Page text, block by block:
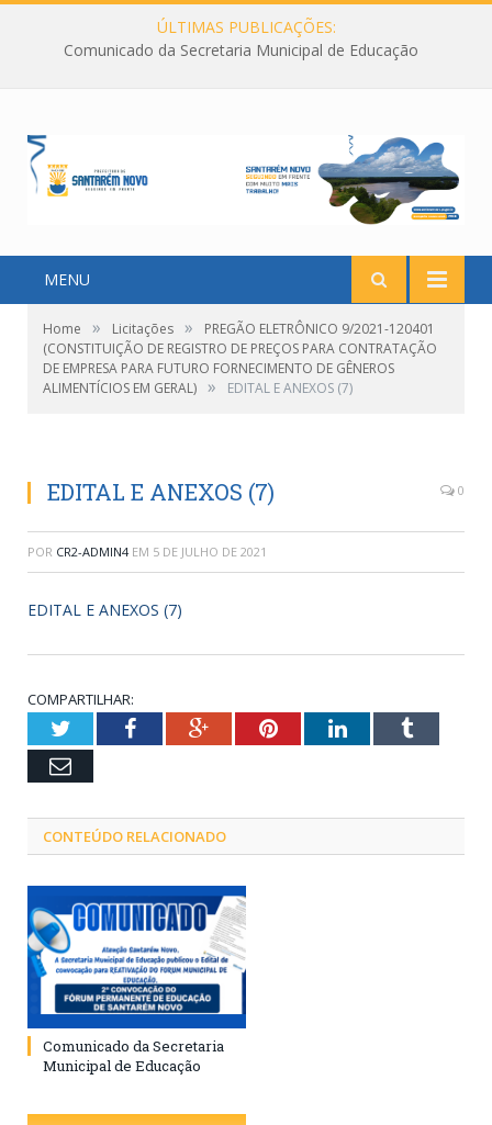
ÚLTIMAS PUBLICAÇÕES:
Comunicado da Secretaria Municipal de Educação
MENU
Home » Licitações »
PREGÃO ELETRÔNICO 9/2021-120401
(CONSTITUIÇÃO DE REGISTRO DE PREÇOS PARA CONTRATAÇÃO
DE EMPRESA PARA FUTURO FORNECIMENTO DE GÊNEROS
ALIMENTÍCIOS EM GERAL) » EDITAL E ANEXOS (7)
EDITAL E ANEXOS (7) 0
POR CR2-ADMIN4 EM 5 DE JULHO DE 2021
EDITAL E ANEXOS (7)
COMPARTILHAR:
TwitterFacebookGoogle+PinterestLinkedInTumblr
Email
CONTEÚDO RELACIONADO
Comunicado da Secretaria
Municipal de Educação